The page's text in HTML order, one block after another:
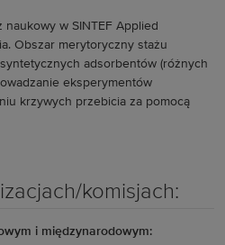
naukowy w SINTEF Applied
Obszar merytoryczny stażu
adsorbentów (różnych
eksperymentów
krzywych przebicia za pomocą
komisjach:
i międzynarodowym: